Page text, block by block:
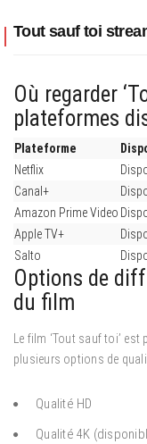
Tout sauf toi
Où regarder
plateformes
Plateforme
Netflix
Canal+
Amazon Prime Video
Apple TV+
Salto
Options de
du film
Le film ‘Tout sauf toi’
plusieurs options de
Qualité HD
Qualité 4K